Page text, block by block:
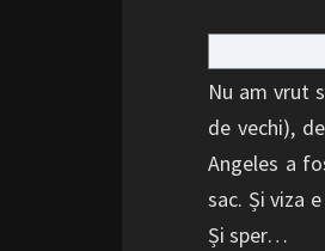
Nu am vrut
de vechi),
Angeles a
sac. Și viza
Și sper…